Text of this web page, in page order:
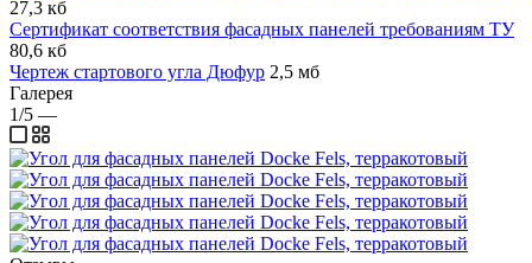
27,3 кб
Сертификат соответствия фасадных панелей требованиям ТУ
80,6 кб
Чертеж стартового угла Дюфур 2,5 мб
Галерея
1/5 —